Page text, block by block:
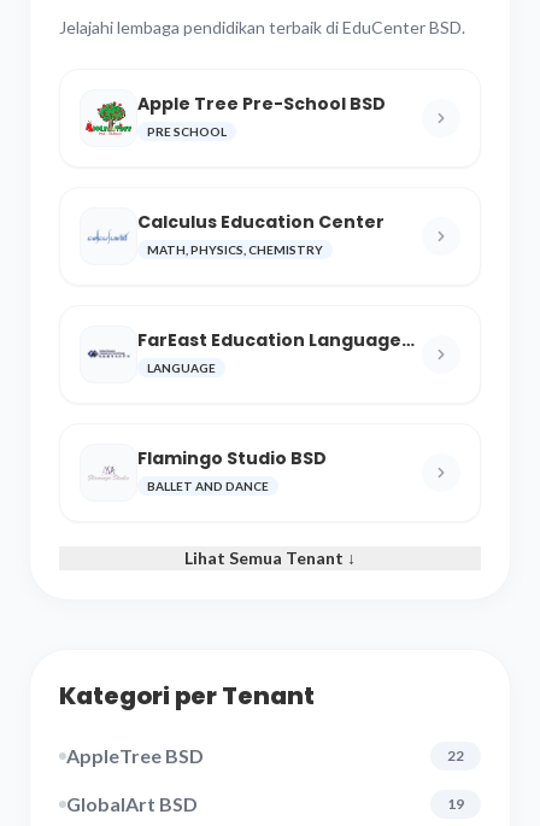
Jelajahi lembaga pendidikan terbaik di EduCenter BSD.
Apple Tree Pre-School BSD
PRE SCHOOL
Calculus Education Center
MATH, PHYSICS, CHEMISTRY
FarEast Education Language
and Cultural Center
LANGUAGE
Flamingo Studio BSD
BALLET AND DANCE
Lihat Semua Tenant ↓
Kategori per Tenant
AppleTree BSD 22
GlobalArt BSD 19